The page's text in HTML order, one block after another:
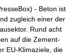
- Beton ist
zugleich einer der
Rund acht
auf die Zement-
EU-Klimaziele, die